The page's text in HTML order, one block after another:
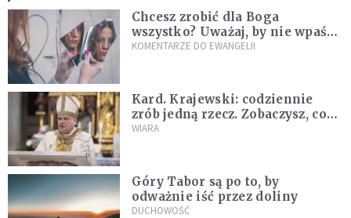
Chcesz zrobić dla Boga
wszystko? Uważaj, by nie wpaść
w groźną pułapkę
KOMENTARZE DO EWANGELII
Kard. Krajewski: codziennie
zrób jedną rzecz. Zobaczysz, co
stanie się z twoim życiem
WIARA
Góry Tabor są po to, by
odważnie iść przez doliny
DUCHOWOŚĆ